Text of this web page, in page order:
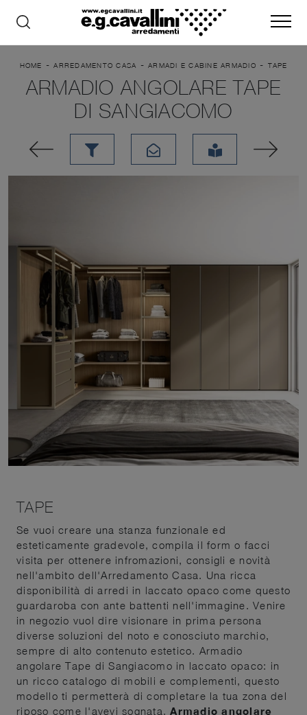
HOME -ARREDAMENTO CASA - ARMADI E CABINE ARMADIO - TAPE
ARMADIO ANGOLARE TAPE
DI SANGIACOMO
TAPE
Se vuoi creare una stanza funzionale ed
esteticamente gradevole, compila il form o facci
visita per ottenere infromazioni, consigli e novità
nell'ambito dell'Arredamento Casa. Una ricca
disponibilità di arredi in laccato opaco come questo
guardaroba con ante battenti nell'immagine. Venire
in negozio vuol dire visionare in prima persona
diverse soluzioni del noto e conosciuto marchio,
sempre di alto contenuto estetico. Armadio
angolare Tape di Sangiacomo in laccato opaco: in
un ricco catalogo di mobili e complementi, questo
modello ti permetterà di completare la tua zona del
riposo come l'avevi sognata.Armadio angolare